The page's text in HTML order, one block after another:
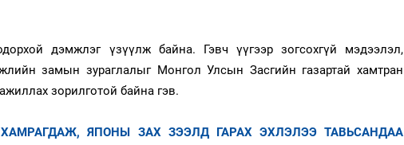
дэмжлэг үзүүлж байна. Гэвч үүгээр зогсохгүй мэдээлэл,
замын зураглалыг Монгол Улсын Засгийн газартай хамтран
зорилготой байна гэв.
ХАМРАГДАЖ, ЯПОНЫ ЗАХ ЗЭЭЛД ГАРАХ ЭХЛЭЛЭЭ ТАВЬСАНДАА